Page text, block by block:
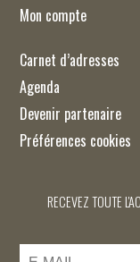
Mon compte
Carnet d’adresses
Agenda
Devenir partenaire
Préférences cookies
RECEVEZ TOUTE